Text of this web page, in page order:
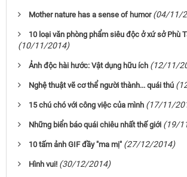
Mother nature has a sense of humor (04/11/
10 loại văn phòng phẩm siêu độc ở xứ sở Phù
(10/11/2014)
Ảnh độc hài hước: Vật dụng hữu ích (12/11/
Nghệ thuật vẽ cơ thể người thành... quái thú
15 chú chó với công việc của mình (17/11/
Những biển báo quái chiêu nhất thế giới (19/
10 tấm ảnh GIF đầy "ma mị" (27/12/2014)
Hình vui! (30/12/2014)